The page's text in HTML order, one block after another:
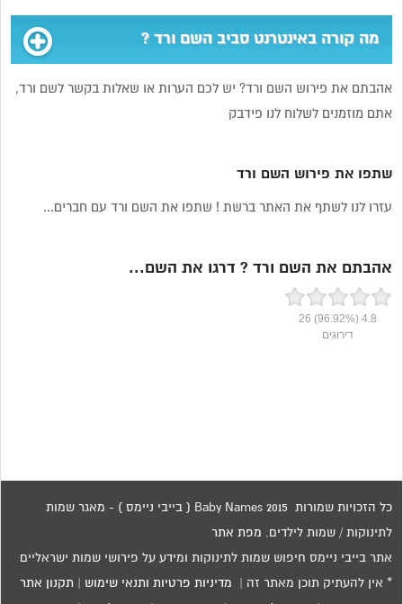
מה קורה באינטרנט סביב השם ורד ?
אהבתם את פירוש השם ורד? יש לכם הערות או שאלות בקשר לשם ורד,
אתם מוזמנים לשלוח לנו פידבק
שתפו את פירוש השם ורד
עזרו לנו לשתף את האתר ברשת ! שתפו את השם ורד עם חברים...
אהבתם את השם ורד ? דרגו את השם...
4.8
(96.92%)
26
דירוגים
כל הזכויות שמורות 2015 Baby Names ( בייבי ניימס ) - מאגר שמות
לתינוקות / שמות לילדים. מפת אתר
אתר בייבי ניימס חיפוש שמות לתינוקות ומידע על פירושי שמות ישראליים
* אין להעתיק תוכן מאתר זה | מדיניות פרטיות ותנאי שימוש תקנון אתר